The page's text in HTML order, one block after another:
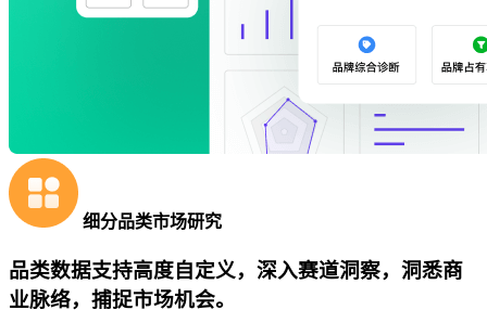
细分品类市场研究
品类数据支持高度自定义，深入赛道洞察，洞悉商
业脉络，捕捉市场机会。